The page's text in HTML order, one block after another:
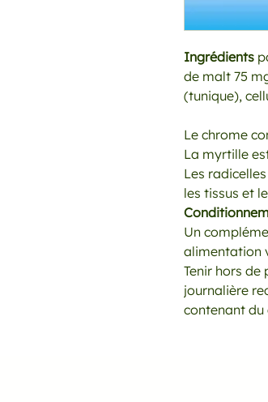
Ingrédients
de malt 75
(tunique),
Le chrome
La myrtille
Les
les tissus et
Un
alimentation
Tenir hors de
journalière
contenant du